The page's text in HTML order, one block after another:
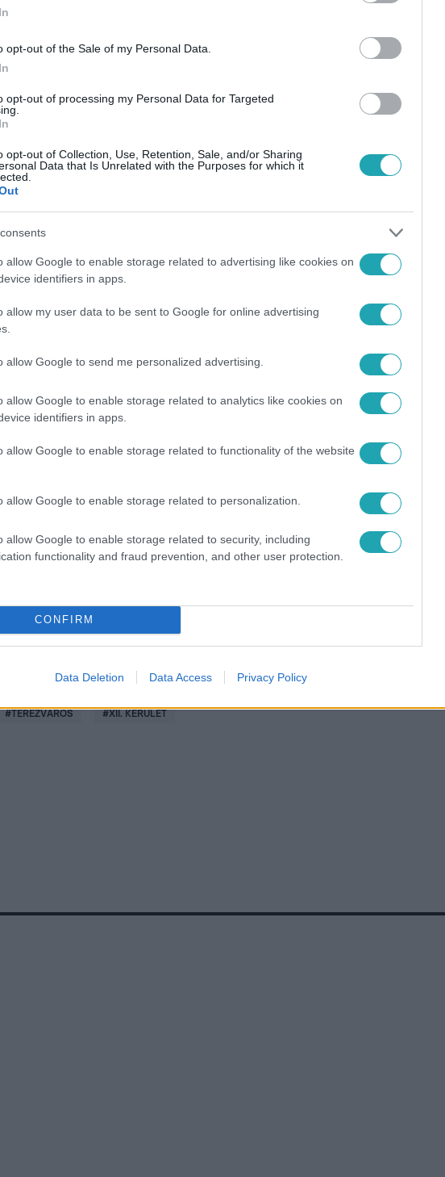
opt-out of the Sale of my Personal Data.
opt-out of processing my Personal Data for Targeted
opt-out of Collection, Use, Retention, Sale, and/or Sharing
Data that Is Unrelated with the Purposes for which it
allow Google to enable storage related to advertising like cookies on
identifiers in apps.
allow my user data to be sent to Google for online advertising
allow Google to send me personalized advertising.
allow Google to enable storage related to analytics like cookies on
identifiers in apps.
allow Google to enable storage related to functionality of the website
allow Google to enable storage related to personalization.
allow Google to enable storage related to security, including
functionality and fraud prevention, and other user protection.
CONFIRM
Data Deletion Data Access Privacy Policy
legyen a Google-találatokban!
#TERÉZVÁROS #XII. KERÜLET